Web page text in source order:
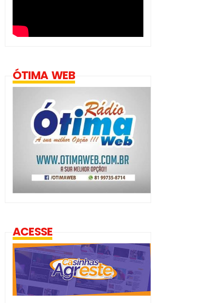
ÓTIMA WEB
ACESSE